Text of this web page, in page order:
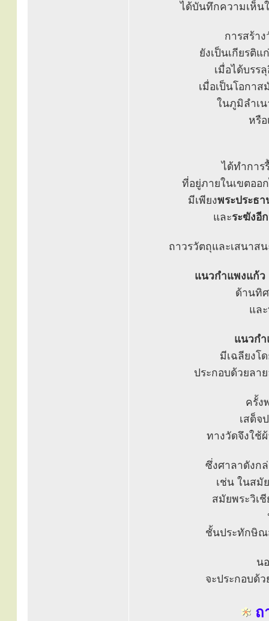
ได้บันทึกความเห็น
การสร้า
ยังเป็นเกียรติ
เมื่อได้บรร
เมื่อเป็นโอกา
ในภูมิลำเ
หรื
ได้ทำการ
ที่อยู่ภายในเขตอ
มีเพียงพระประธ
และระฆังอี
ถาวรวัตถุและเสนาส
แนวกำแพงแก้ว
ด้านทิ
แล
แนวก
มีเฉลียงโ
ประกอบด้วยลา
ครั้ง
เสด็จ
ทางวัดจึงใช้
ซึ่งศาลาดังก
เช่น ในสมั
สมัยพระวิเ
ชั้นประทักษิณ
น
จะประกอบด้
ถ